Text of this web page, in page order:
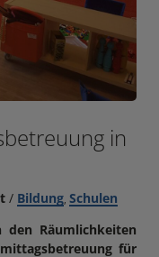
in
/ Bildung, Schulen
Räumlichkeiten
für